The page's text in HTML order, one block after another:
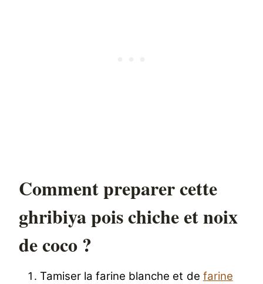
Comment preparer cette
ghribiya pois chiche et noix
de coco ?
Tamiser la farine blanche et de farine